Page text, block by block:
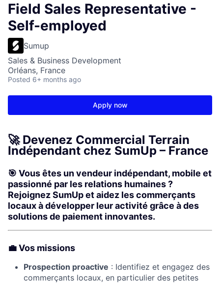
Field Sales Representative -
Self-employed
Sumup
Sales & Business Development
Orléans, France
Posted 6+ months ago
Apply now
🚀 Devenez Commercial Terrain
Indépendant chez SumUp – France
🎯 Vous êtes un vendeur indépendant, mobile et
passionné par les relations humaines ?
Rejoignez SumUp et aidez les commerçants
locaux à développer leur activité grâce à des
solutions de paiement innovantes.
💼 Vos missions
Prospection proactive : Identifiez et engagez des
commerçants locaux, en particulier des petites